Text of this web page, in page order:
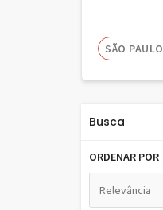
SÃO PAULO
Busca
ORDENAR POR
Relevância